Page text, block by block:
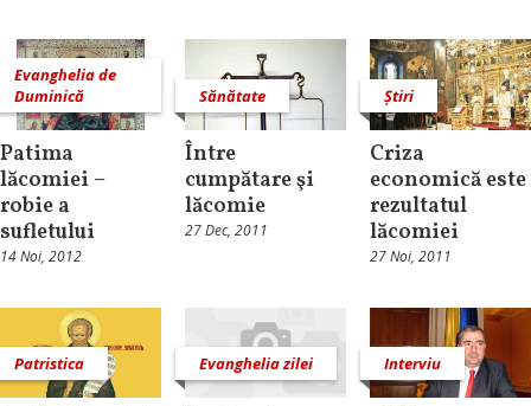
Evanghelia de
Duminică
Patima
lăcomiei –
robie a
sufletului
14 Noi, 2012
Sănătate
Între
cumpătare şi
lăcomie
27 Dec, 2011
Știri
Criza
economică este
rezultatul
lăcomiei
27 Noi, 2011
Patristica Evanghelia zilei Interviu